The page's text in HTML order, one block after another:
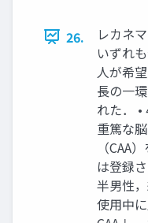
26.
レカネ
いずれ
人が希
長の一
れた．
重篤な
（CAA
は登録
半男性
使用中